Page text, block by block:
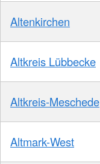
Altenkirchen
Altkreis Lübbecke
Altkreis-Meschede
Altmark-West